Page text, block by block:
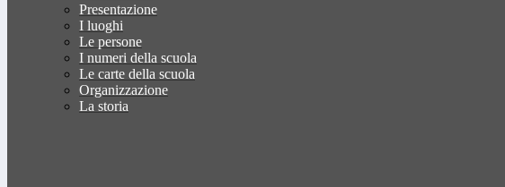
Presentazione
I luoghi
Le persone
I numeri della scuola
Le carte della scuola
Organizzazione
La storia